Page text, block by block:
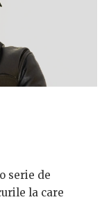
serie de
la care